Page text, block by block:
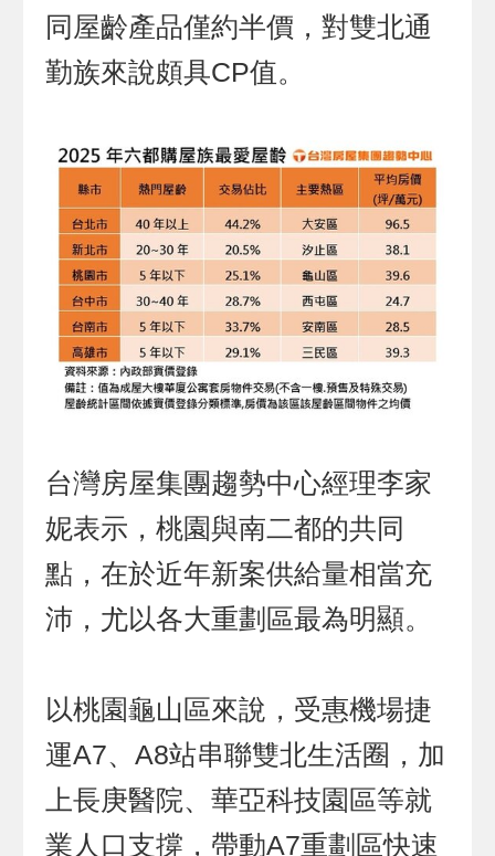
同屋齡產品僅約半價，對雙北通
勤族來說頗具CP值。
台灣房屋集團趨勢中心經理李家
妮表示，桃園與南二都的共同
點，在於近年新案供給量相當充
沛，尤以各大重劃區最為明顯。
以桃園龜山區來說，受惠機場捷
運A7、A8站串聯雙北生活圈，加
上長庚醫院、華亞科技園區等就
業人口支撐，帶動A7重劃區快速